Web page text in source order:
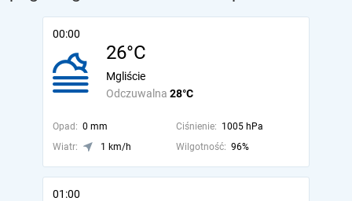
00:00
26°C
Odczuwalna 28°C
Mgliście
Opad: 0 mm Ciśnienie: 1005 hPa
Wiatr:
1 km/h Wilgotność: 96%
01:00